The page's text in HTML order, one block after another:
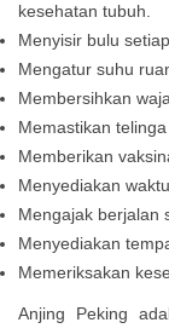
kesehatan tubuh.
Menyisir bulu
Mengatur suhu
Membersihkan
Memastikan
Memberikan
Menyediakan
Mengajak berjalan
Menyediakan
Memeriksakan
Anjing Peking